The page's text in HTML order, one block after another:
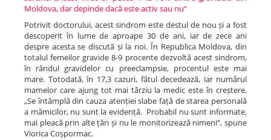
Moldova, dar depinde dacă este activ sau nu“
Potrivit doctorului, acest sindrom este destul de nou și a fost
descoperit în lume de aproape 30 de ani, iar de zece ani
despre acesta se discută și la noi. În Republica Moldova, din
totalul femeilor gravide 8-9 procente dezvoltă acest sindrom,
în rândul gravidelor cu preeclampsie, procentul este mai
mare. Totodată, în 17,3 cazuri, fătul decedează, iar numărul
mamelor care ajung tot mai târziu la medic este în creștere.
„Se întâmplă din cauza atenției slabe față de starea personală
a mămicilor, nu sunt la evidență. Probabil nu sunt informate,
mai pleacă prin alte țări și nu le monitorizează nimeni“, spune
Viorica Coșpormac.